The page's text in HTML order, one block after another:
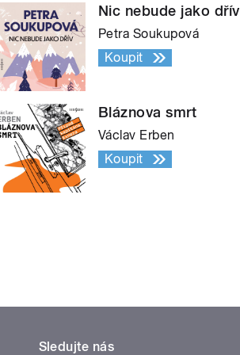
Nic nebude jako dřív
Petra Soukupová
Koupit
Bláznova smrt
Václav Erben
Koupit
Sledujte nás